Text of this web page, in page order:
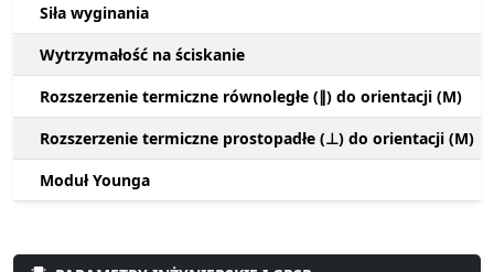
Siła wyginania
Wytrzymałość na ściskanie
Rozszerzenie termiczne równoległe (∥) do orientacji (M)
Rozszerzenie termiczne prostopadłe (⊥) do orientacji (M)
Moduł Younga